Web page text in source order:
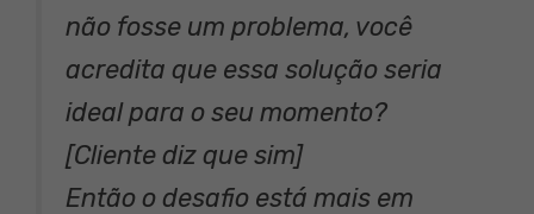
não fosse um problema, você
acredita que essa solução seria
ideal para o seu momento?
[Cliente diz que sim]
Então o desafio está mais em